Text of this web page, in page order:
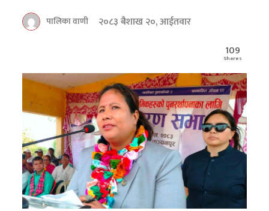
पालिका वाणी
२०८३ बैशाख २०, आईतवार
109
Shares